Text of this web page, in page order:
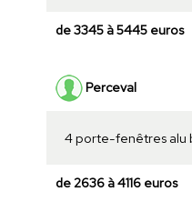
de 3345 à 5445 euros
Perceval
4 porte-fenêtres alu
de 2636 à 4116 euros